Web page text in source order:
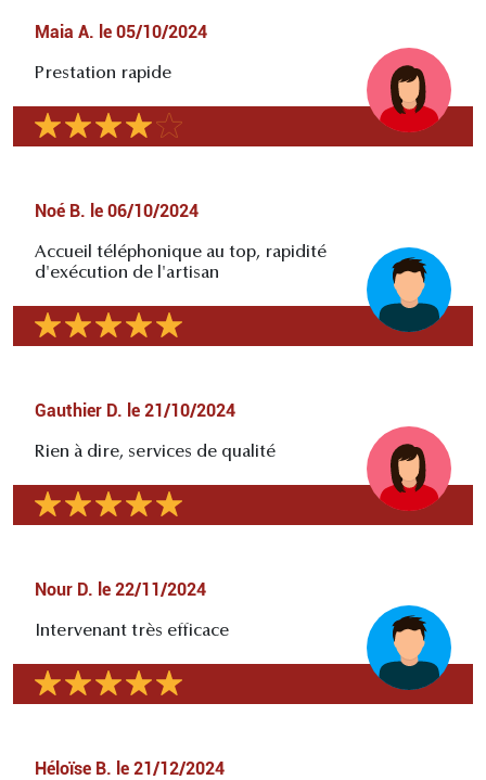
Maia A. le 05/10/2024
Prestation rapide
Noé B. le 06/10/2024
Accueil téléphonique au top, rapidité
d'exécution de l'artisan
Gauthier D. le 21/10/2024
Rien à dire, services de qualité
Nour D. le 22/11/2024
Intervenant très efficace
Héloïse B. le 21/12/2024